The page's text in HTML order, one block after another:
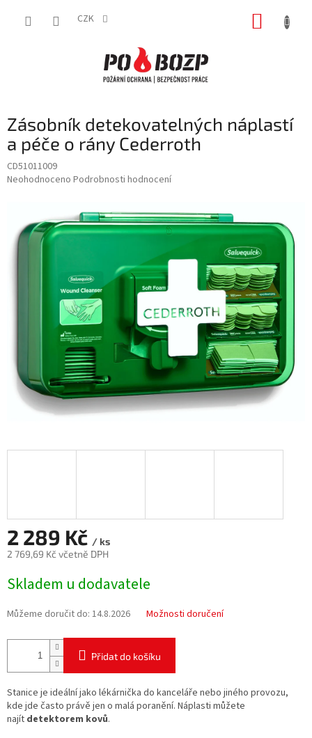
CZK
Zásobník detekovatelných náplastí
a péče o rány Cederroth
CD51011009
Průměrné
0,0
Neohodnoceno Podrobnosti hodnocení
2 289 Kč / ks
2 769,69 Kč včetně DPH
cena:
Skladem u dodavatele
Můžeme doručit do: 14.8.2026 Možnosti doručení
Přidat do košíku
Stanice je ideální jako lékárnička do kanceláře nebo jiného provozu,
kde jde často právě jen o malá poranění. Náplasti můžete
najít detektorem kovů.